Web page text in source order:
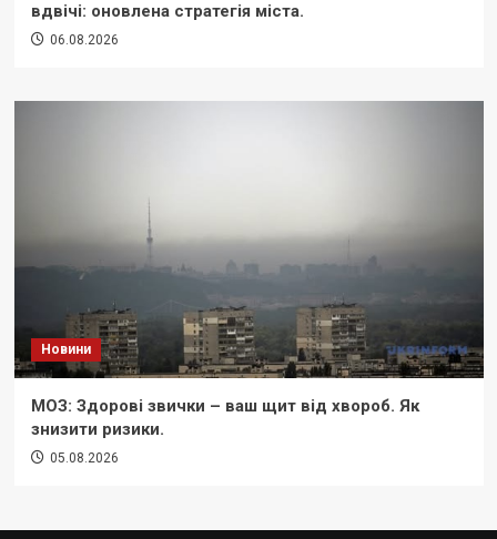
вдвічі: оновлена стратегія міста.
06.08.2026
Новини
МОЗ: Здорові звички – ваш щит від хвороб. Як
знизити ризики.
05.08.2026